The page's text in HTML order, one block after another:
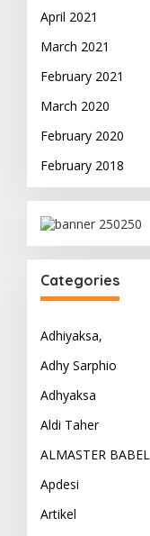
April 2021
March 2021
February 2021
March 2020
February 2020
February 2018
Categories
Adhiyaksa,
Adhy Sarphio
Adhyaksa
Aldi Taher
ALMASTER BABEL
Apdesi
Artikel